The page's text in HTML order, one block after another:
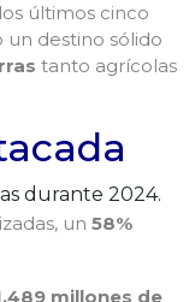
últimos cinco
destino sólido
tanto agrícolas
durante 2024.
un 58%
millones de